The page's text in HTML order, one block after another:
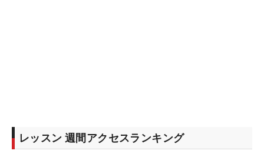
レッスン 週間アクセスランキング